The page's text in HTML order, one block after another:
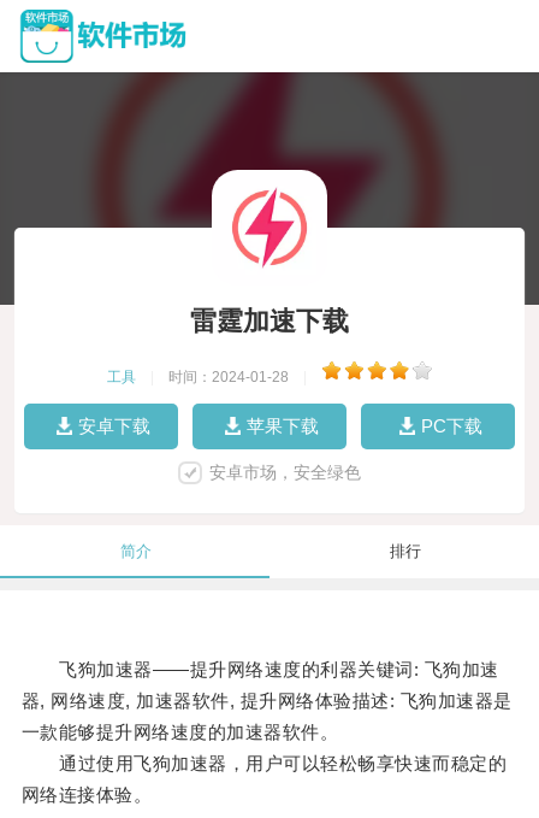
雷霆加速下载
工具 时间：2024-01-28
安卓下载 苹果下载 PC下载
安卓市场，安全绿色
简介 排行
飞狗加速器——提升网络速度的利器关键词: 飞狗加速
器, 网络速度, 加速器软件, 提升网络体验描述: 飞狗加速器是
一款能够提升网络速度的加速器软件。
通过使用飞狗加速器，用户可以轻松畅享快速而稳定的
网络连接体验。